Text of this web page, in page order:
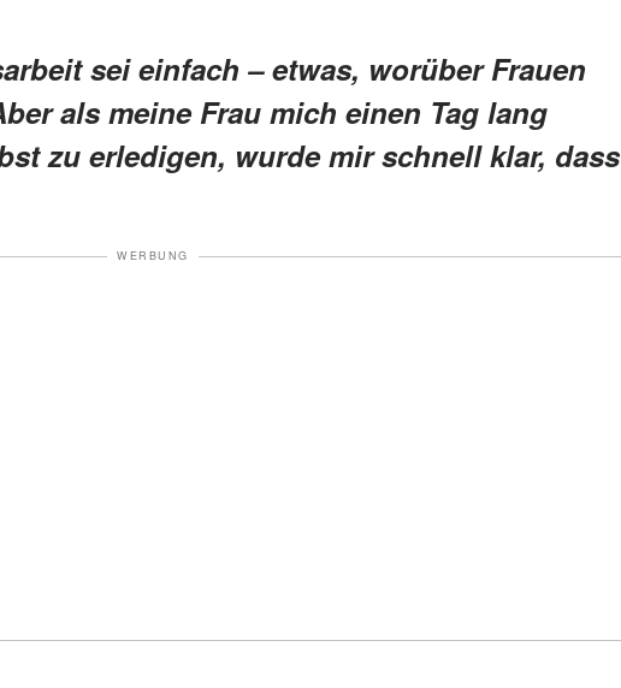
sei einfach – etwas, worüber Frauen
als meine Frau mich einen Tag lang
zu erledigen, wurde mir schnell klar, dass
WERBUNG